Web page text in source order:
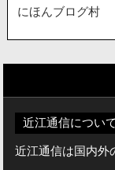
にほんブログ村
近江通信について
近江通信は国内外